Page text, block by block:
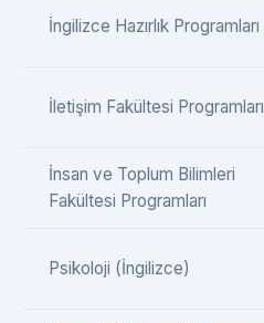
İngilizce Hazırlık Programları
İletişim Fakültesi Programları
İnsan ve Toplum Bilimleri
Fakültesi Programları
Psikoloji (İngilizce)